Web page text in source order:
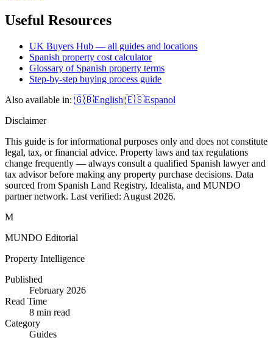
Useful Resources
UK Buyers Hub — all guides and locations
Spanish property cost calculator
Glossary of Spanish property terms
Step-by-step buying process guide
Also available in: 🇬🇧English|🇪🇸Espanol
Disclaimer
This guide is for informational purposes only and does not constitute
legal, tax, or financial advice. Property laws and tax regulations
change frequently — always consult a qualified Spanish lawyer and
tax advisor before making any property purchase decisions. Data
sourced from Spanish Land Registry, Idealista, and MUNDO
partner network. Last verified: August 2026.
M
MUNDO Editorial
Property Intelligence
Published
February 2026
Read Time
8 min read
Category
Guides